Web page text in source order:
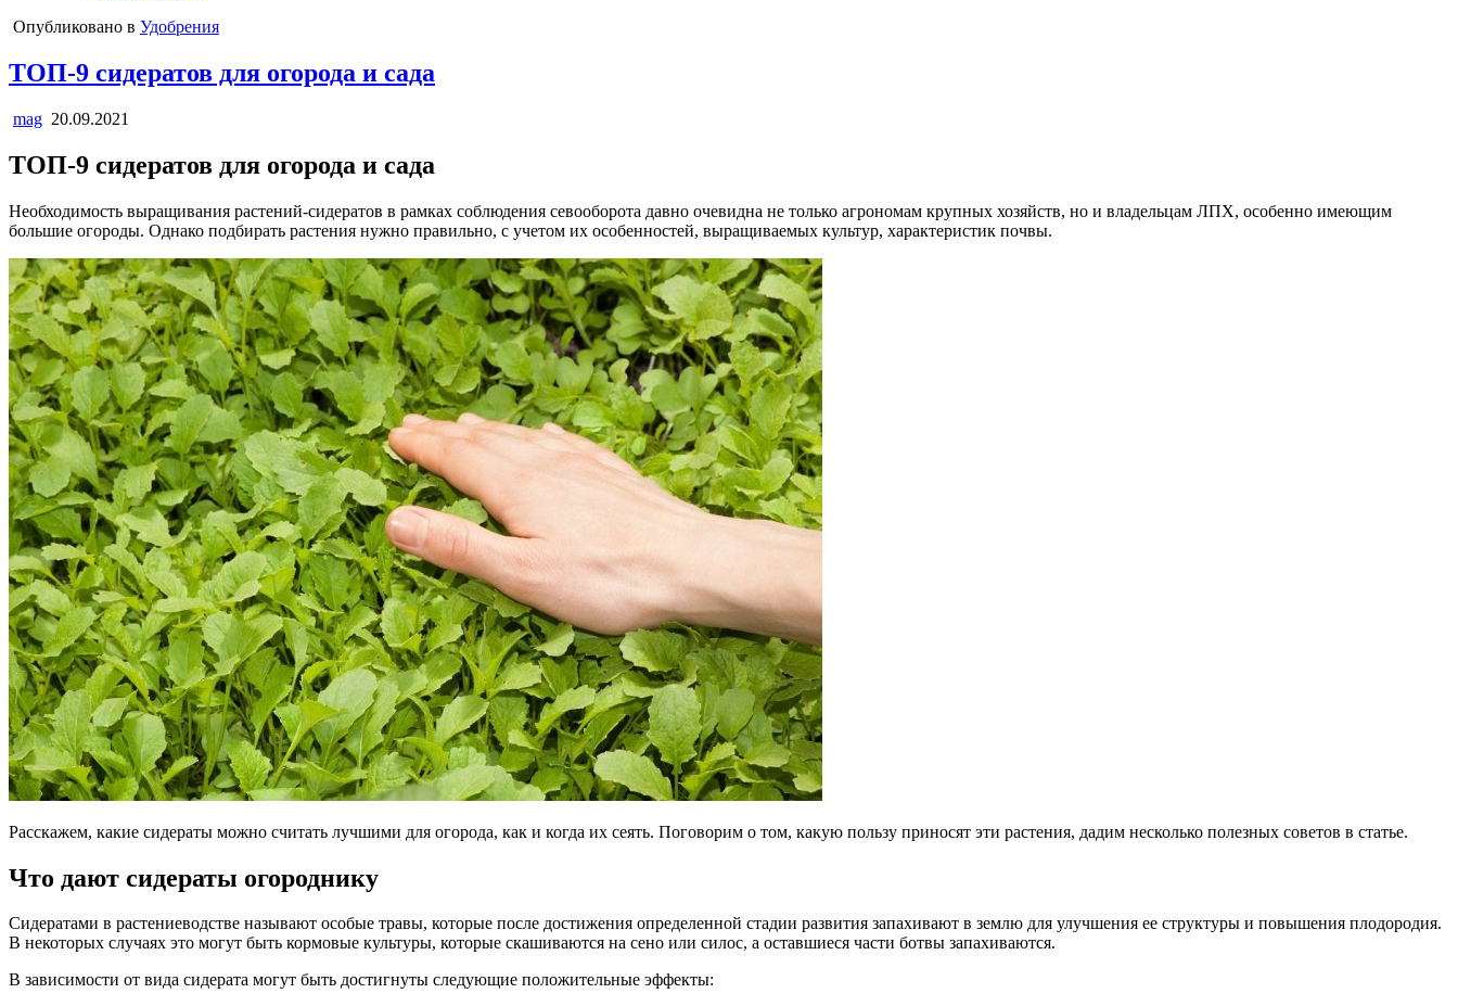
Опубликовано в Удобрения
ТОП-9 сидератов для огорода и сада
mag 20.09.2021
ТОП-9 сидератов для огорода и сада
Необходимость выращивания растений-сидератов в рамках соблюдения севооборота давно очевидна не только агрономам крупных хозяйств, но и владельцам ЛПХ, особенно имеющим
большие огороды. Однако подбирать растения нужно правильно, с учетом их особенностей, выращиваемых культур, характеристик почвы.
Расскажем, какие сидераты можно считать лучшими для огорода, как и когда их сеять. Поговорим о том, какую пользу приносят эти растения, дадим несколько полезных советов в статье.
Что дают сидераты огороднику
Сидератами в растениеводстве называют особые травы, которые после достижения определенной стадии развития запахивают в землю для улучшения ее структуры и повышения плодородия.
В некоторых случаях это могут быть кормовые культуры, которые скашиваются на сено или силос, а оставшиеся части ботвы запахиваются.
В зависимости от вида сидерата могут быть достигнуты следующие положительные эффекты: